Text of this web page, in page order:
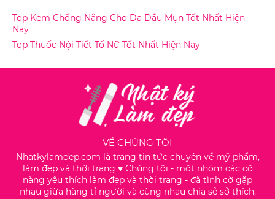
Top Kem Chống Nắng Cho Da Dầu Mụn Tốt Nhất Hiện
Nay
Top Thuốc Nội Tiết Tố Nữ Tốt Nhất Hiện Nay
VỀ CHÚNG TÔI
Nhatkylamdep.com là trang tin tức chuyên về mỹ phẩm,
làm đẹp và thời trang ♥️ Chúng tôi - một nhóm các cô
nàng yêu thích làm đẹp và thời trang - đã tình cờ gặp
nhau giữa hàng tỉ người và cùng nhau chia sẻ sở thích,